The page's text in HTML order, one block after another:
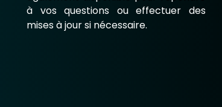
à vos questions ou effectuer des
mises à jour si nécessaire.